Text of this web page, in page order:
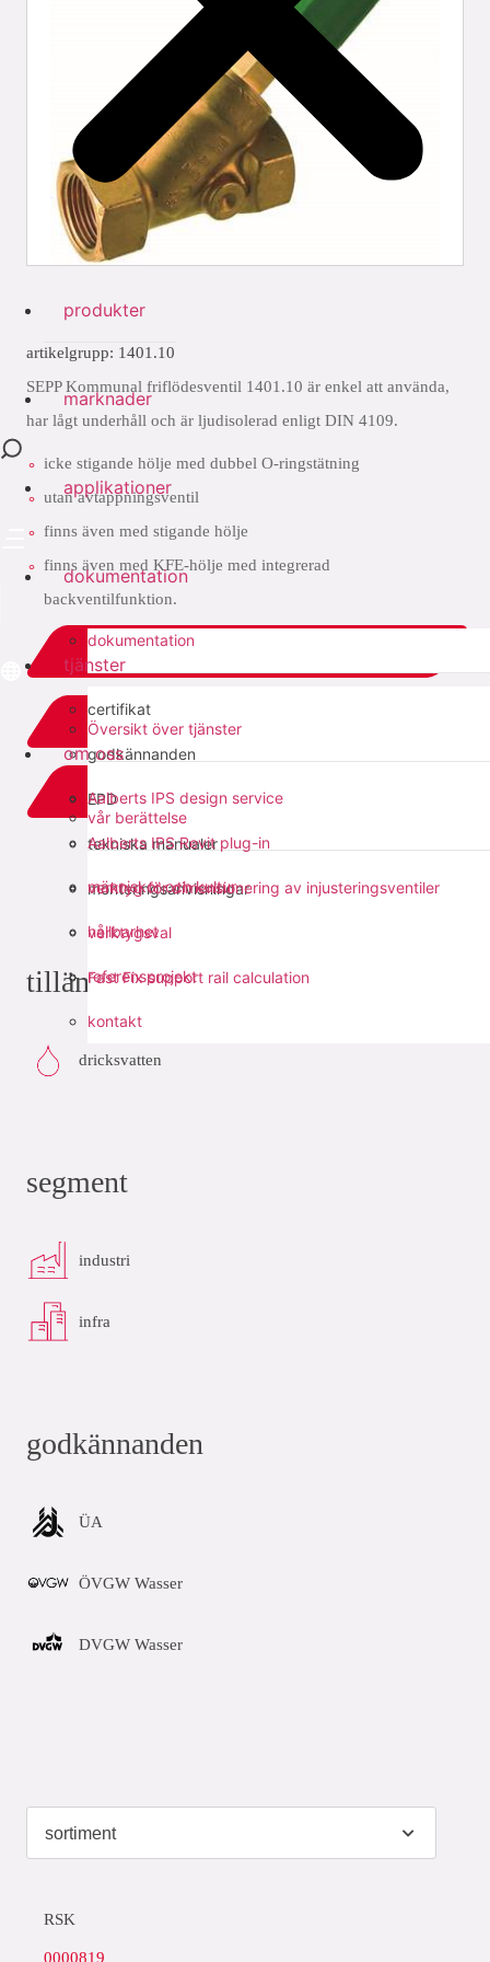
produkter
marknader
applikationer
dokumentation
dokumentation
certifikat
godkännanden
EPD
tekniska manualer
monteringsanvisningar
tjänster
Översikt över tjänster
Aalberts IPS design service
Aalberts IPS Revit plug-in
verktyg för dimensionering av injusteringsventiler
verktygsval
Fast Fix support rail calculation
om oss
vår berättelse
människor och kultur
hållbarhet
referensprojekt
kontakt
artikelgrupp: 1401.10
SEPP Kommunal friflödesventil 1401.10 är enkel att använda,
har lågt underhåll och är ljudisolerad enligt DIN 4109.
icke stigande hölje med dubbel O-ringstätning
utan avtappningsventil
finns även med stigande hölje
finns även med KFE-hölje med integrerad
backventilfunktion.
relaterat
add to list
dela med sig:
tillämpningar
dricksvatten
segment
industri
infra
godkännanden
ÜA
ÖVGW Wasser
DVGW Wasser
RSK
0000819